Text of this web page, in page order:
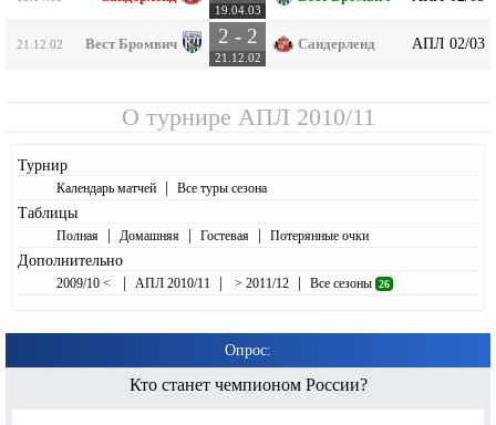
19.04.03
21.12.02 Вест Бромвич 2 - 2
21.12.02
Сандерленд АПЛ 02/03
О турнире АПЛ 2010/11
Турнир
Календарь матчей | Все туры сезона
Таблицы
Полная | Домашняя | Гостевая | Потерянные очки
Дополнительно
2009/10 < | АПЛ 2010/11 | > 2011/12 | Все сезоны 26
Опрос:
Кто станет чемпионом России?